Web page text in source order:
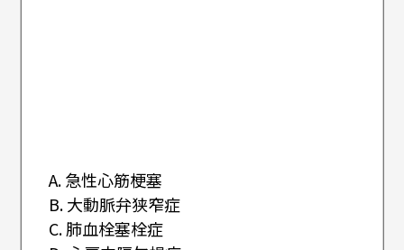
A. 急性心筋梗塞
B. 大動脈弁狭窄症
C. 肺血栓塞栓症